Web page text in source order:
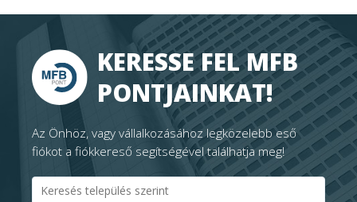
KERESSE FEL MFB
PONTJAINKAT!
Az Önhöz, vagy vállalkozásához legközelebb eső
fiókot a fiókkereső segítségével találhatja meg!